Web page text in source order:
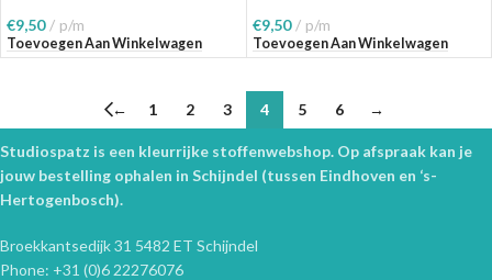
€9,50 p/m
Toevoegen Aan Winkelwagen
€9,50 p/m
Toevoegen Aan Winkelwagen
← 1 2 3 4 5 6 →
Studiospatz is een kleurrijke stoffenwebshop. Op afspraak kan je
jouw bestelling ophalen in Schijndel (tussen Eindhoven en ‘s-
Hertogenbosch).
Broekkantsedijk 31 5482 ET Schijndel
Phone: +31 (0)6 22276076